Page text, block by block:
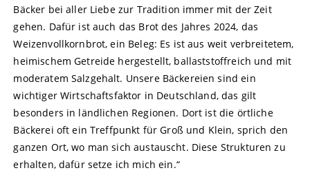
Bäcker bei aller Liebe zur Tradition immer mit der Zeit
gehen. Dafür ist auch das Brot des Jahres 2024, das
Weizenvollkornbrot, ein Beleg: Es ist aus weit verbreitetem,
heimischem Getreide hergestellt, ballaststoffreich und mit
moderatem Salzgehalt. Unsere Bäckereien sind ein
wichtiger Wirtschaftsfaktor in Deutschland, das gilt
besonders in ländlichen Regionen. Dort ist die örtliche
Bäckerei oft ein Treffpunkt für Groß und Klein, sprich den
ganzen Ort, wo man sich austauscht. Diese Strukturen zu
erhalten, dafür setze ich mich ein.“